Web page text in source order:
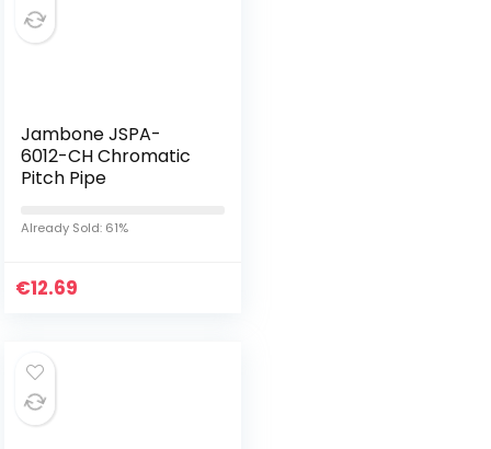
Jambone JSPA-
6012-CH Chromatic
Pitch Pipe
Already Sold: 61%
€12.69